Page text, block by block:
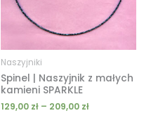
Naszyjniki
Spinel | Naszyjnik z małych
kamieni SPARKLE
129,00 zł – 209,00 zł